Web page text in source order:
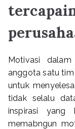
Motivasi
anggota satu
untuk
tidak selalu
inspirasi yang
memabngun